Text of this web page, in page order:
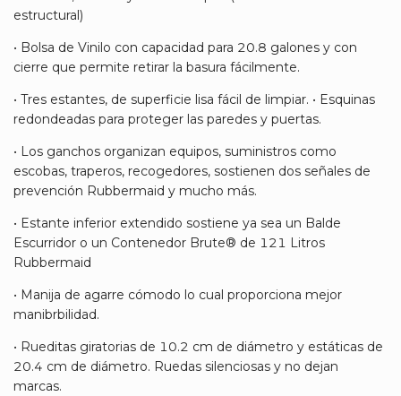
estructural)
• Bolsa de Vinilo con capacidad para 20.8 galones y con
cierre que permite retirar la basura fácilmente.
• Tres estantes, de superficie lisa fácil de limpiar. • Esquinas
redondeadas para proteger las paredes y puertas.
• Los ganchos organizan equipos, suministros como
escobas, traperos, recogedores, sostienen dos señales de
prevención Rubbermaid y mucho más.
• Estante inferior extendido sostiene ya sea un Balde
Escurridor o un Contenedor Brute® de 121 Litros
Rubbermaid
• Manija de agarre cómodo lo cual proporciona mejor
manibrbilidad.
• Rueditas giratorias de 10.2 cm de diámetro y estáticas de
20.4 cm de diámetro. Ruedas silenciosas y no dejan
marcas.